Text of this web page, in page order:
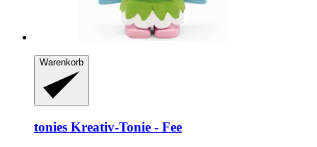
Warenkorb
tonies Kreativ-​Tonie -​ Fee